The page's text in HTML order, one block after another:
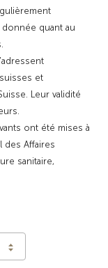
quant au
et
Leur validité
ont été mises à
des Affaires
sanitaire,